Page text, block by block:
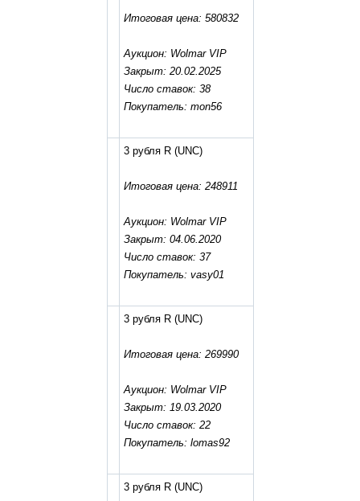
Итоговая цена: 580832
Аукцион: Wolmar VIP
Закрыт: 20.02.2025
Число ставок: 38
Покупатель: mon56
3 рубля R(UNC)
Итоговая цена: 248911
Аукцион: Wolmar VIP
Закрыт: 04.06.2020
Число ставок: 37
Покупатель: vasy01
3 рубля R(UNC)
Итоговая цена: 269990
Аукцион: Wolmar VIP
Закрыт: 19.03.2020
Число ставок: 22
Покупатель: lomas92
3 рубля R(UNC)